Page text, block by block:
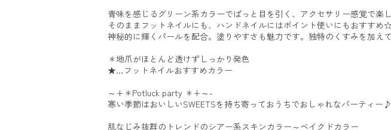
青味を感じるグリーン系カラーでぱっと目を引く、アクセサリー感覚で楽し
そのままフットネイルにも、ハンドネイルにはポイント使いにもおすすめ
神秘的に輝くパールを配合。塗りやすさも魅力です。独特のくすみを加え
＊地爪がほとんど透けずしっかり発色
★…フットネイルおすすめカラー
～+＊Potluck party ＊+～-
寒い季節はおいしいSWEETSを持ち寄っておうちでおしゃれなパーティー♪
肌なじみ抜群のトレンドのシアー系スキンカラー～ベイクドカラー